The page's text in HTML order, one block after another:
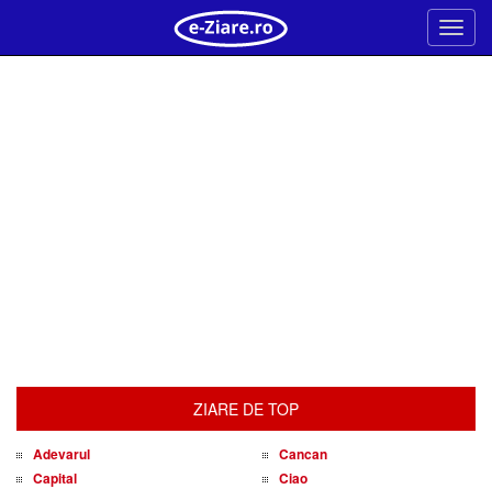
Meniu
ZIARE DE TOP
Adevarul
Cancan
Capital
Ciao